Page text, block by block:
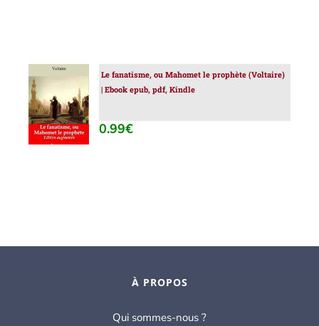
AJOUTER
AU
PANIER
/
DÉTAILS
Le fanatisme, ou Mahomet le prophète (Voltaire)
| Ebook epub, pdf, Kindle
0.99€
À PROPOS
Qui sommes-nous ?